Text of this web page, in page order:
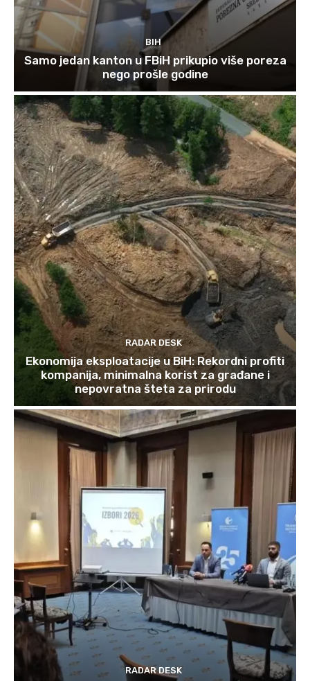
BIH
Samo jedan kanton u FBiH prikupio više poreza
nego prošle godine
RADAR DESK
Ekonomija eksploatacije u BiH: Rekordni profiti
kompanija, minimalna korist za građane i
nepovratna šteta za prirodu
RADAR DESK